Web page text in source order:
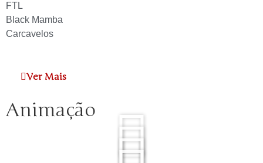
FTL
Black Mamba
Carcavelos
Ver Mais
Animação